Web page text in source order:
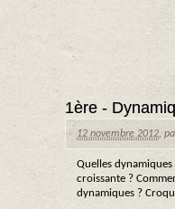
1ère -
12 novembre 2012,
Quelles
croissante ?
dynamiques ?